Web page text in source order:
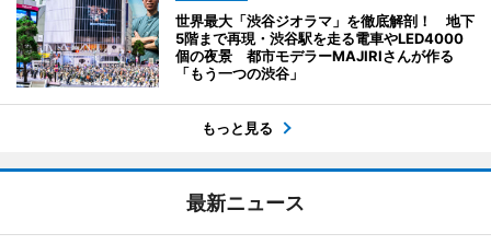
世界最大「渋谷ジオラマ」を徹底解剖！ 地下
5階まで再現・渋谷駅を走る電車やLED4000
個の夜景 都市モデラーMAJIRIさんが作る
「もう一つの渋谷」
もっと見る
最新ニュース